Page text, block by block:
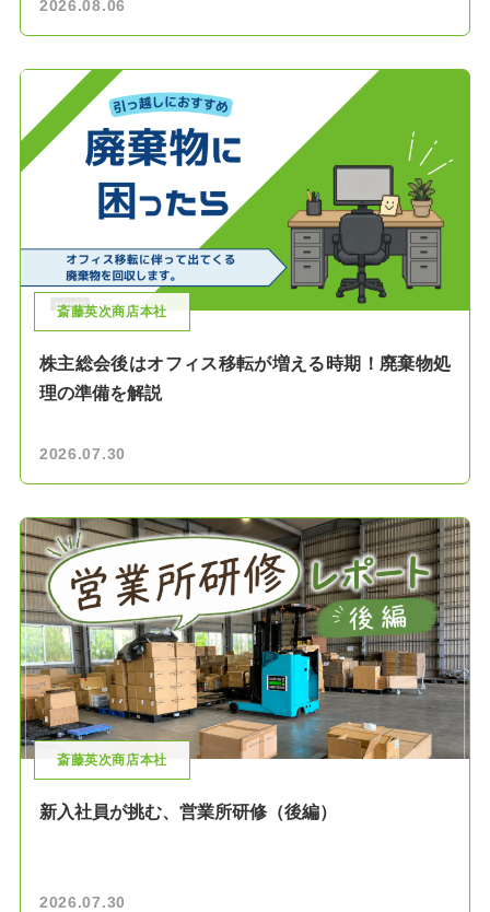
2026.08.06
斎藤英次商店本社
株主総会後はオフィス移転が増える時期！廃棄物処
理の準備を解説
2026.07.30
斎藤英次商店本社
新入社員が挑む、営業所研修（後編）
2026.07.30